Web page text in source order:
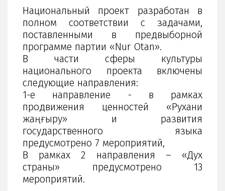
Национальный проект разработан в
полном соответствии с задачами,
поставленными в предвыборной
программе партии «Nur Otan».
В части сферы культуры
национального проекта включены
следующие направления:
1-е направление - в рамках
продвижения ценностей «Рухани
жаңғыру» и развития
государственного языка
предусмотрено 7 мероприятий,
В рамках 2 направления – «Дух
страны» предусмотрено 13
мероприятий.